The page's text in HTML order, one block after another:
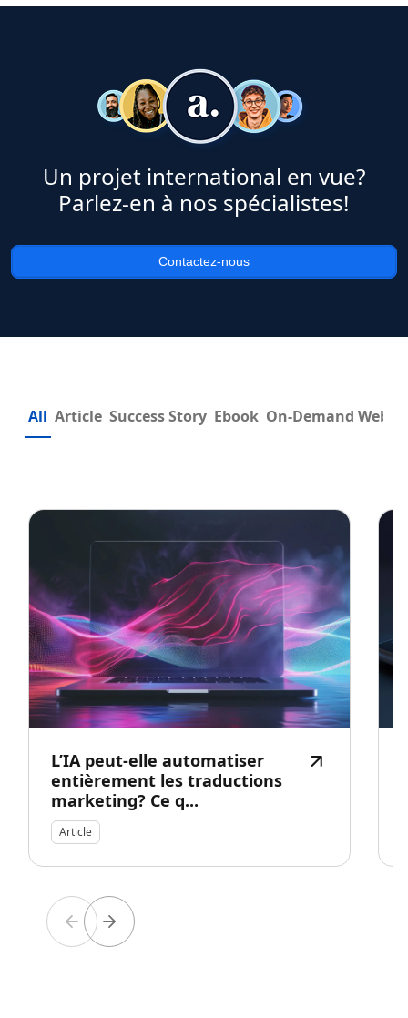
Un projet international en vue?
Parlez-en à nos spécialistes!
Contactez-nous
All Article Success Story Ebook On-Demand
L’IA peut-elle automatiser
entièrement les traductions
marketing? Ce q...
Article